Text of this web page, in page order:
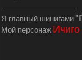
Я главный шинигами
Мой персонаж